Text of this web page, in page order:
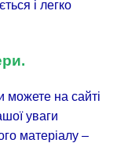
і легко
можете на сайті
уваги
матеріалу –